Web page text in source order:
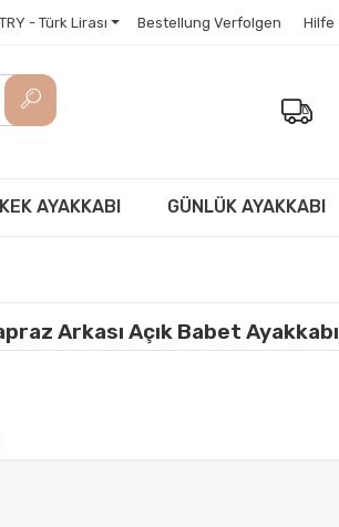
TRY - Türk Lirası Bestellung Verfolgen Hilfe
AYAKKABI GÜNLÜK AYAKKABI
Arkası Açık Babet Ayakkabı